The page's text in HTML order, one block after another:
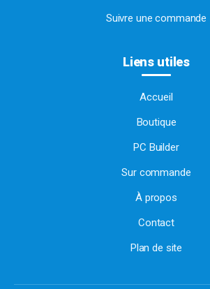
Suivre une commande
Liens utiles
Accueil
Boutique
PC Builder
Sur commande
À propos
Contact
Plan de site